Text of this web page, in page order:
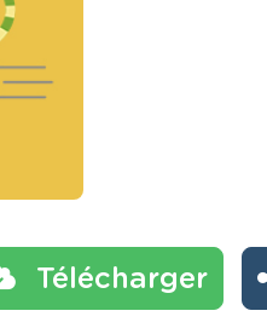
Télécharger